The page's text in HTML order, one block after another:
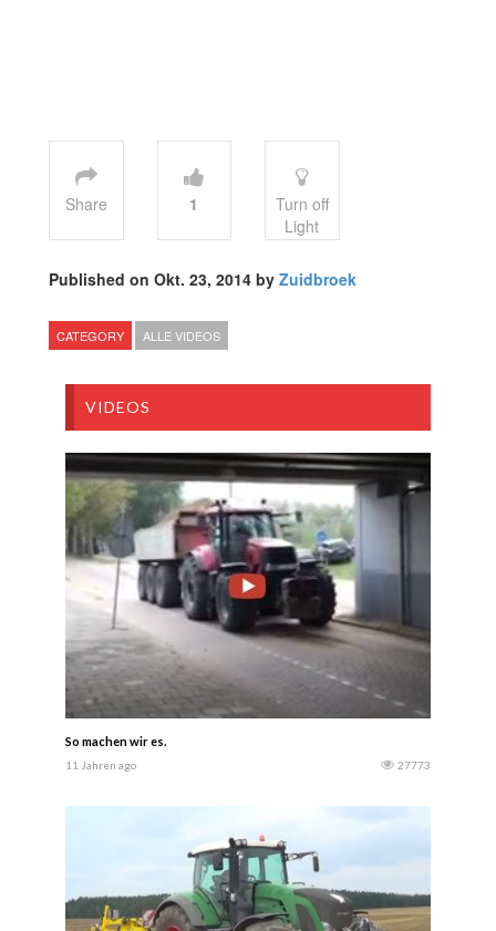
Share 1
Turn off
Light
Published on Okt. 23, 2014 by Zuidbroek
CATEGORY ALLE VIDEOS
VIDEOS
So machen wir es.
11 Jahren ago 27773